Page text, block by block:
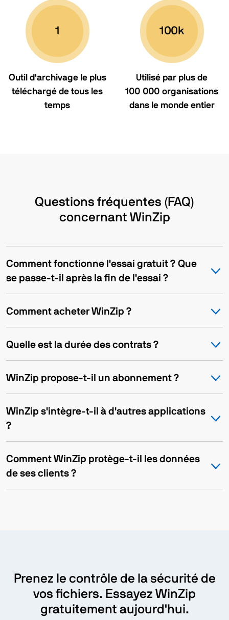
1
Outil d'archivage le plus
téléchargé de tous les
temps
100k
Utilisé par plus de
100 000 organisations
dans le monde entier
Questions fréquentes (FAQ)
concernant WinZip
Comment fonctionne l'essai gratuit ? Que
se passe-t-il après la fin de l'essai ?
Comment acheter WinZip ?
Quelle est la durée des contrats ?
WinZip propose-t-il un abonnement ?
WinZip s'intègre-t-il à d'autres applications
?
Comment WinZip protège-t-il les données
de ses clients ?
Prenez le contrôle de la sécurité de
vos fichiers. Essayez WinZip
gratuitement aujourd'hui.